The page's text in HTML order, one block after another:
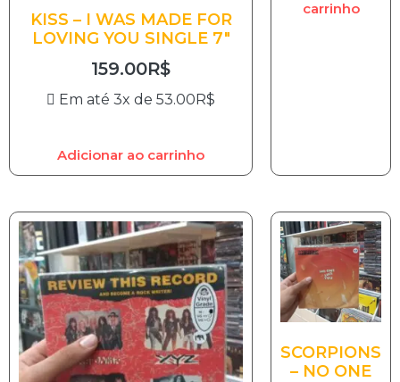
KISS – I WAS MADE FOR
LOVING YOU SINGLE 7″
159.00R$
Em até 3x de 53.00R$
Adicionar ao carrinho
carrinho
SCORPIONS
– NO ONE